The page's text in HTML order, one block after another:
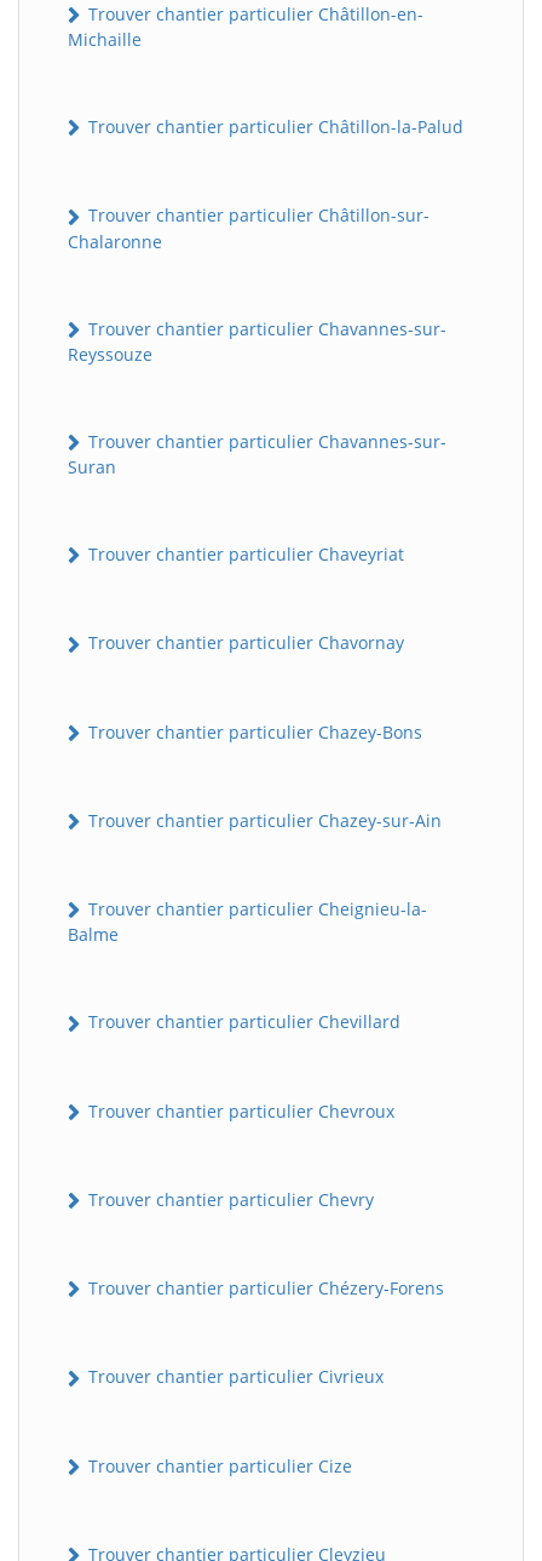
Trouver chantier particulier Châtillon-en-
Michaille
Trouver chantier particulier Châtillon-la-Palud
Trouver chantier particulier Châtillon-sur-
Chalaronne
Trouver chantier particulier Chavannes-sur-
Reyssouze
Trouver chantier particulier Chavannes-sur-
Suran
Trouver chantier particulier Chaveyriat
Trouver chantier particulier Chavornay
Trouver chantier particulier Chazey-Bons
Trouver chantier particulier Chazey-sur-Ain
Trouver chantier particulier Cheignieu-la-
Balme
Trouver chantier particulier Chevillard
Trouver chantier particulier Chevroux
Trouver chantier particulier Chevry
Trouver chantier particulier Chézery-Forens
Trouver chantier particulier Civrieux
Trouver chantier particulier Cize
Trouver chantier particulier Cleyzieu